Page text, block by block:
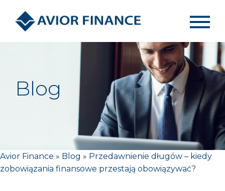
Blog
Avior Finance » Blog » Przedawnienie długów – kiedy
zobowiązania finansowe przestają obowiązywać?